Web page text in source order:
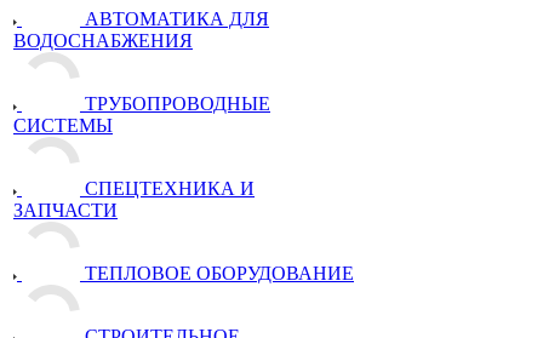
АВТОМАТИКА ДЛЯ
ВОДОСНАБЖЕНИЯ
ТРУБОПРОВОДНЫЕ
СИСТЕМЫ
СПЕЦТЕХНИКА И
ЗАПЧАСТИ
ТЕПЛОВОЕ ОБОРУДОВАНИЕ